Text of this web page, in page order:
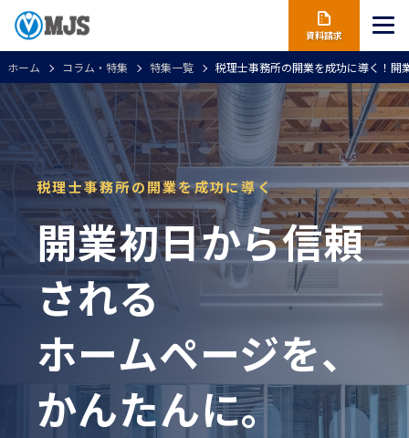
資料請求
ホーム コラム・特集 特集一覧 税理士事務所の開業を成功に導く！開
税理士事務所の開業を成功に導く
開業初日から信頼
される
ホームページを、
かんたんに。